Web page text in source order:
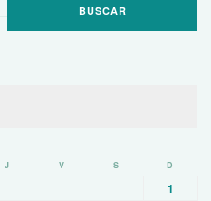
J V S D
1